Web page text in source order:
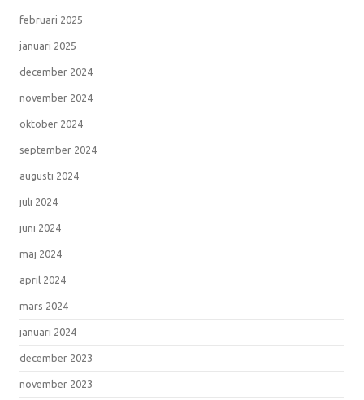
februari 2025
januari 2025
december 2024
november 2024
oktober 2024
september 2024
augusti 2024
juli 2024
juni 2024
maj 2024
april 2024
mars 2024
januari 2024
december 2023
november 2023